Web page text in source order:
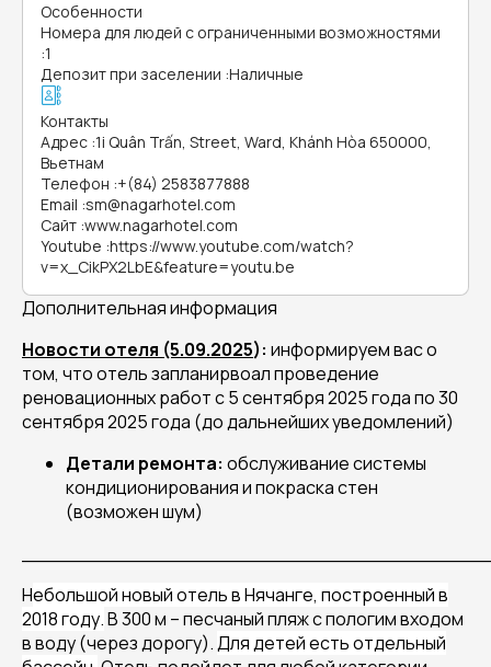
Особенности
Номера для людей с ограниченными возможностями
:1
Депозит при заселении :Наличные
Контакты
Адрес :1i Quân Trấn, Street, Ward, Khánh Hòa 650000,
Вьетнам
Телефон :+(84) 2583877888
Email :sm@nagarhotel.com
Сайт :www.nagarhotel.com
Youtube :https://www.youtube.com/watch?
v=x_CikPX2LbE&feature=youtu.be
Дополнительная информация
Новости отеля (5.09.2025): информируем вас о
том, что отель запланирвоал проведение
реновационных работ с 5 сентября 2025 года по 30
сентября 2025 года (до дальнейших уведомлений)
Детали ремонта: обслуживание системы
кондиционирования и покраска стен
(возможен шум)
Небольшой новый отель в Нячанге, построенный в
2018 году.В 300 м – песчаный пляж с пологим входом
в воду (через дорогу).Для детей есть отдельный